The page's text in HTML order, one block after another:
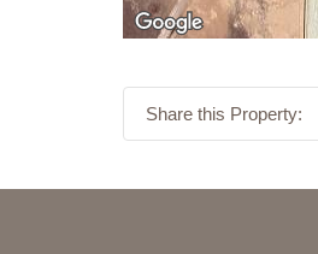
Share this Property: